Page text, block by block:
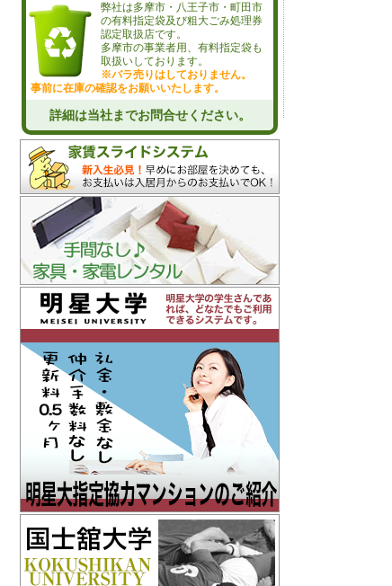
弊社は多摩市・八王子市・町田市
の有料指定袋及び粗大ごみ処理券
認定取扱店です。
多摩市の事業者用、有料指定袋も
取扱いしております。
※バラ売りはしておりません。
事前に在庫の確認をお願いいたします。
詳細は当社までお問合せください。